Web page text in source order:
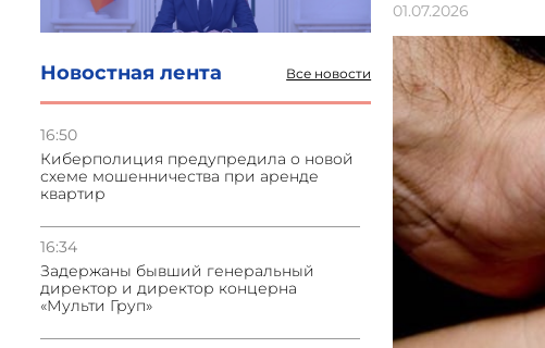
Новостная лента Все новости
16:50
Киберполиция предупредила о новой
схеме мошенничества при аренде
квартир
16:34
Задержаны бывший генеральный
директор и директор концерна
«Мульти Груп»
01.07.2026